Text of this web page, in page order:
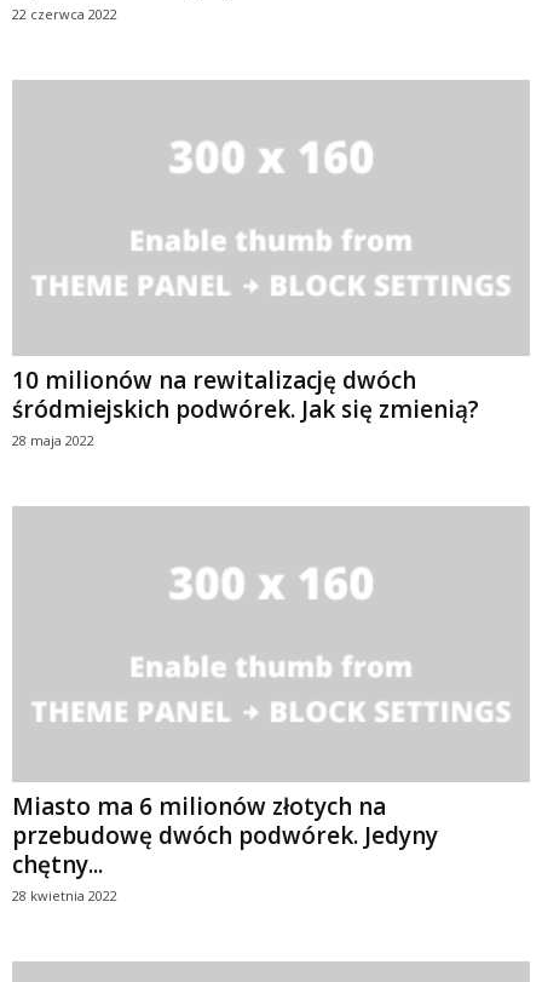
22 czerwca 2022
10 milionów na rewitalizację dwóch
śródmiejskich podwórek. Jak się zmienią?
28 maja 2022
Miasto ma 6 milionów złotych na
przebudowę dwóch podwórek. Jedyny
chętny...
28 kwietnia 2022